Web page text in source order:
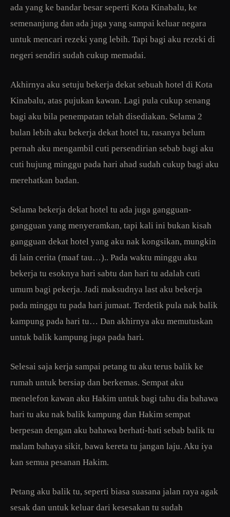
ada yang ke bandar besar seperti Kota Kinabalu, ke
semenanjung dan ada juga yang sampai keluar negara
untuk mencari rezeki yang lebih. Tapi bagi aku rezeki di
negeri sendiri sudah cukup memadai.
Akhirnya aku setuju bekerja dekat sebuah hotel di Kota
Kinabalu, atas pujukan kawan. Lagi pula cukup senang
bagi aku bila penempatan telah disediakan. Selama 2
bulan lebih aku bekerja dekat hotel tu, rasanya belum
pernah aku mengambil cuti persendirian sebab bagi aku
cuti hujung minggu pada hari ahad sudah cukup bagi aku
merehatkan badan.
Selama bekerja dekat hotel tu ada juga gangguan-
gangguan yang menyeramkan, tapi kali ini bukan kisah
gangguan dekat hotel yang aku nak kongsikan, mungkin
di lain cerita (maaf tau…).. Pada waktu minggu aku
bekerja tu esoknya hari sabtu dan hari tu adalah cuti
umum bagi pekerja. Jadi maksudnya last aku bekerja
pada minggu tu pada hari jumaat. Terdetik pula nak balik
kampung pada hari tu… Dan akhirnya aku memutuskan
untuk balik kampung juga pada hari.
Selesai saja kerja sampai petang tu aku terus balik ke
rumah untuk bersiap dan berkemas. Sempat aku
menelefon kawan aku Hakim untuk bagi tahu dia bahawa
hari tu aku nak balik kampung dan Hakim sempat
berpesan dengan aku bahawa berhati-hati sebab balik tu
malam bahaya sikit, bawa kereta tu jangan laju. Aku iya
kan semua pesanan Hakim.
Petang aku balik tu, seperti biasa suasana jalan raya agak
sesak dan untuk keluar dari kesesakan tu sudah